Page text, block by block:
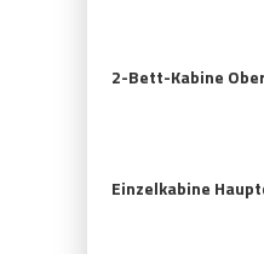
2-Bett-Kabine
Einzelkabine